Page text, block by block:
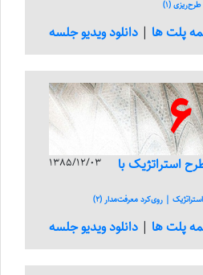
(1)
پلت ها | دانلود ویدیو جلسه
6
1385/12/03
استراتژیک با
| روی‌کرد معرفت‌مدار (2)
پلت ها | دانلود ویدیو جلسه